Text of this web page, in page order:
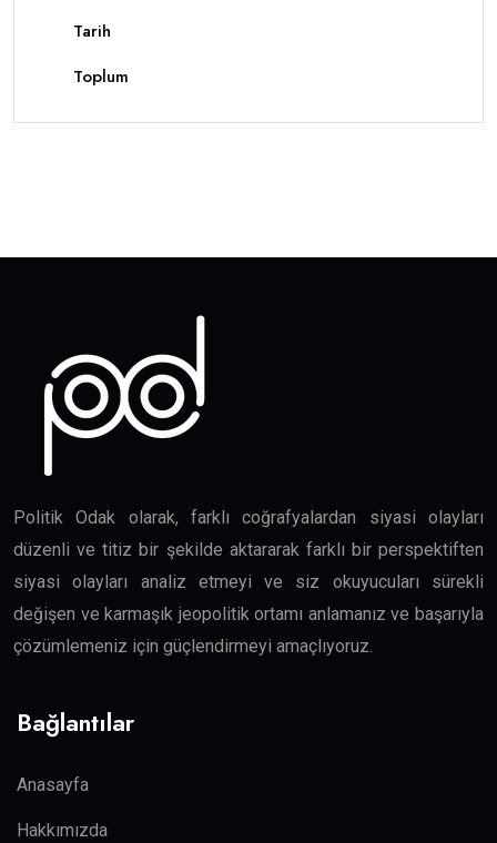
Tarih
Toplum
Politik Odak olarak, farklı coğrafyalardan siyasi olayları
düzenli ve titiz bir şekilde aktararak farklı bir perspektiften
siyasi olayları analiz etmeyi ve siz okuyucuları sürekli
değişen ve karmaşık jeopolitik ortamı anlamanız ve başarıyla
çözümlemeniz için güçlendirmeyi amaçlıyoruz.
Bağlantılar
Anasayfa
Hakkımızda